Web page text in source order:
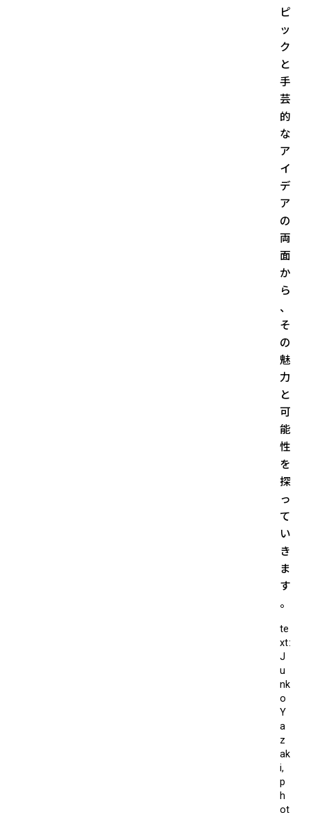
ピ
ッ
ク
と
手
芸
的
な
ア
イ
デ
ア
の
両
面
か
ら
、
そ
の
魅
力
と
可
能
性
を
探
っ
て
い
き
ま
す
。
te
xt:
J
u
nk
o
Y
a
z
ak
i,
p
h
ot